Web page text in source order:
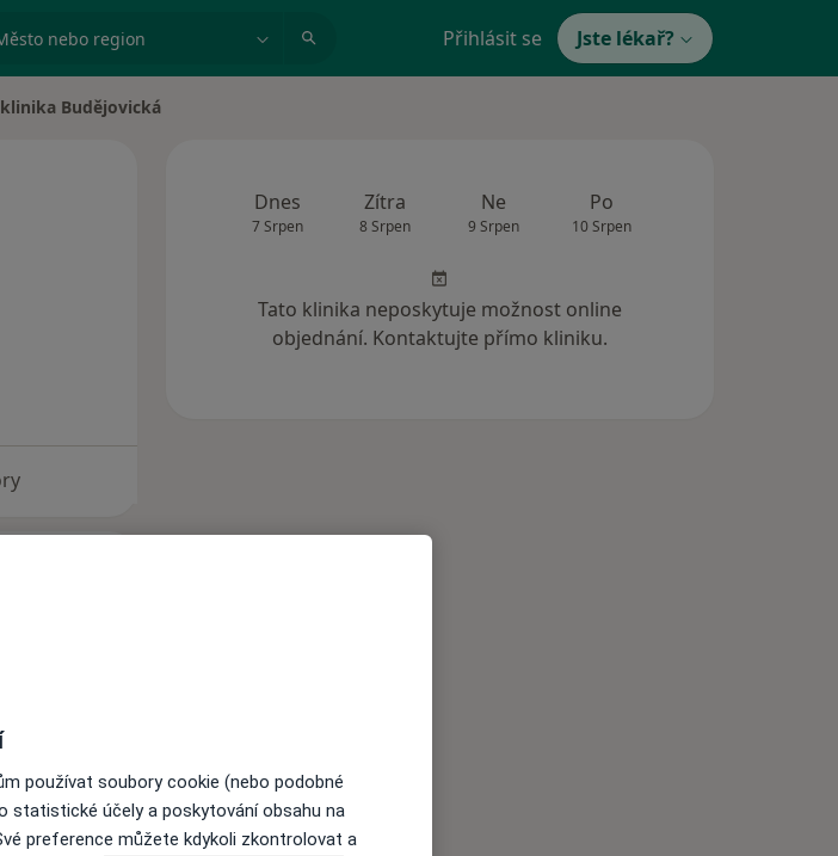
nebo region Přihlásit se Jste lékař?
Budějovická
Dnes
7 Srpen
Zítra
8 Srpen
Ne
9 Srpen
Po
10 Srpen
Tato klinika neposkytuje možnost online
objednání. Kontaktujte přímo kliniku.
používat soubory cookie (nebo podobné
statistické účely a poskytování obsahu na
preference můžete kdykoli zkontrolovat a